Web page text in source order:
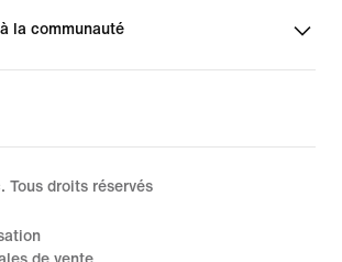
la communauté
Tous droits réservés